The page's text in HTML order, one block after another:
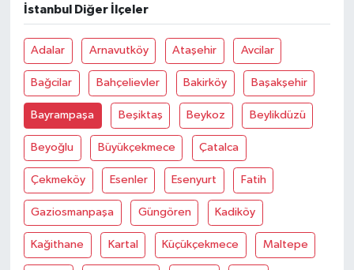
İstanbul Diğer İlçeler
Adalar Arnavutköy Ataşehir Avcilar
Bağcilar Bahçelievler Bakirköy Başakşehir
Bayrampaşa Beşiktaş Beykoz Beylikdüzü
Beyoğlu Büyükçekmece Çatalca
Çekmeköy Esenler Esenyurt Fatih
Gaziosmanpaşa Güngören Kadiköy
Kağithane Kartal Küçükçekmece Maltepe